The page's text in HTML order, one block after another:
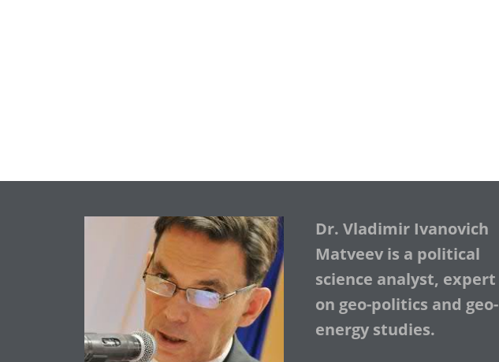
Dr. Vladimir Ivanovich
Matveev is a political
science analyst, expert
on geo-politics and geo-
energy studies.